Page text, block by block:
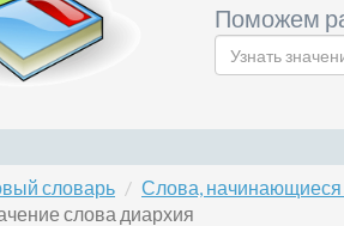
Поможем
словарь Слова, начинающиеся
слова диархия